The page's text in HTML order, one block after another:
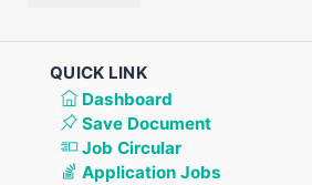
QUICK LINK
Dashboard
Save Document
Job Circular
Application Jobs